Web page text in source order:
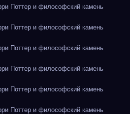
Поттер и философский камень
Поттер и философский камень
Поттер и философский камень
Поттер и философский камень
Поттер и философский камень
Поттер и философский камень